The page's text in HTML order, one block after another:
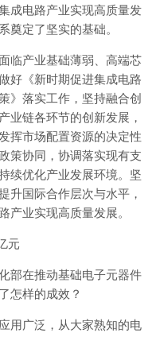
成电路产业实现高质量发
奠定了坚实的基础。
临产业基础薄弱、高端芯
好《新时期促进集成电路
》落实工作，坚持融合创
业链各环节的创新发展，
挥市场配置资源的决定性
策协同，协调落实现有支
续优化产业发展环境。坚
升国际合作层次与水平，
产业实现高质量发展。
元
部在推动基础电子元器件
怎样的成效？
用广泛，从大家熟知的电